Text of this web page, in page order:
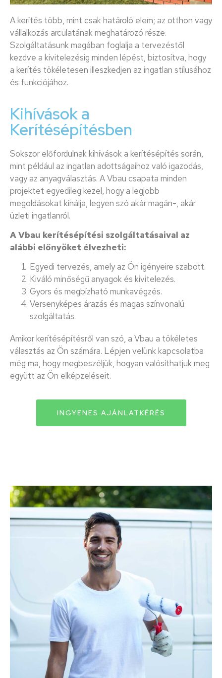
A kerítés több, mint csak határoló elem; az otthon vagy
vállalkozás arculatának meghatározó része.
Szolgáltatásunk magában foglalja a tervezéstől
kezdve a kivitelezésig minden lépést, biztosítva, hogy
a kerítés tökéletesen illeszkedjen az ingatlan stílusához
és funkciójához.
Kihívások a
Kerítésépítésben
Sokszor előfordulnak kihívások a kerítésépítés során,
mint például az ingatlan adottságaihoz való igazodás,
vagy az anyagválasztás. A Vbau csapata minden
projektet egyedileg kezel, hogy a legjobb
megoldásokat kínálja, legyen szó akár magán-, akár
üzleti ingatlanról.
A Vbau kerítésépítési szolgáltatásaival az
alábbi előnyöket élvezheti:
Egyedi tervezés, amely az Ön igényeire szabott.
Kiváló minőségű anyagok és kivitelezés.
Gyors és megbízható munkavégzés.
Versenyképes árazás és magas színvonalú
szolgáltatás.
Amikor kerítésépítésről van szó, a Vbau a tökéletes
választás az Ön számára. Lépjen velünk kapcsolatba
még ma, hogy megbeszéljük, hogyan valósíthatjuk meg
együtt az Ön elképzeléseit.
INGYENES AJÁNLATKÉRÉS